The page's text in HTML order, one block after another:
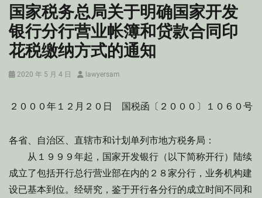
国家税务总局关于明确国家开发
银行分行营业帐簿和贷款合同印
花税缴纳方式的通知
Posted
2020 年 5 月 4 日 Authorlawyersam
２０００年１２月２０日 国税函〔２０００〕１０６０号
各省、自治区、直辖市和计划单列市地方税务局：
从１９９９年起，国家开发银行（以下简称开行）陆续
成立了包括开行总行营业部在内的２８家分行，业务机构建
设已基本到位。经研究，鉴于开行各分行的成立时间不同和